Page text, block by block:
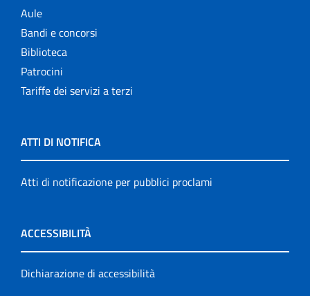
Aule
Bandi e concorsi
Biblioteca
Patrocini
Tariffe dei servizi a terzi
ATTI DI NOTIFICA
Atti di notificazione per pubblici proclami
ACCESSIBILITÀ
Dichiarazione di accessibilità